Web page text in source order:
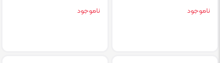
ناموجود ناموجود